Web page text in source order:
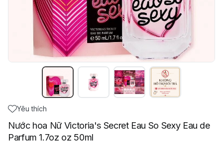
Yêu thích
Nước hoa Nữ Victoria's Secret Eau So Sexy Eau de
Parfum 1.7oz oz 50ml